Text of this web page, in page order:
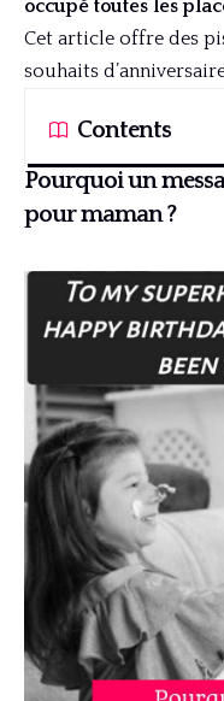
occupé toutes les
Cet article offre des
souhaits
Contents
Pourquoi un
pour maman ?